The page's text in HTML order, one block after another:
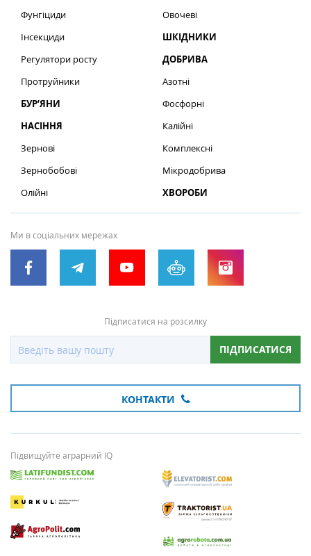
Фунгіциди
Інсекциди
Регулятори росту
Протруйники
БУР’ЯНИ
НАСІННЯ
Зернові
Зернобобові
Олійні
Овочеві
ШКІДНИКИ
ДОБРИВА
Азотні
Фосфорні
Калійні
Комплексні
Мікродобрива
ХВОРОБИ
Ми в соціальних мережах
Підписатися на розсилку
ПІДПИСАТИСЯ
КОНТАКТИ
Підвищуйте аграрний IQ